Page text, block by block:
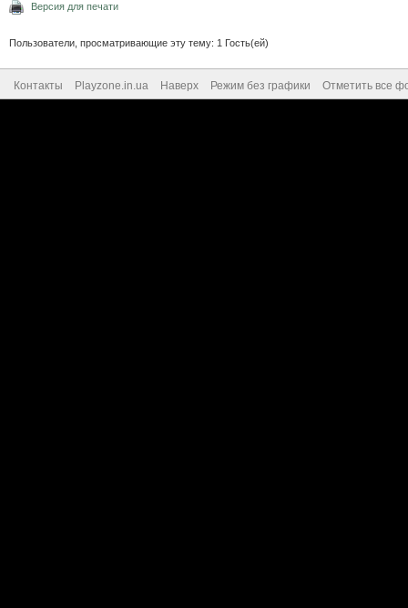
Версия для печати
Пользователи, просматривающие эту тему: 1 Гость(ей)
Контакты Playzone.in.ua Наверх Режим без графики Отметить все